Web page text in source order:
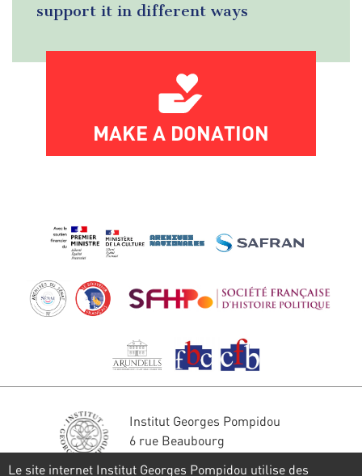
support it in different ways
MAKE A DONATION
Institut Georges Pompidou
6 rue Beaubourg
Le site internet Institut Georges Pompidou utilise des